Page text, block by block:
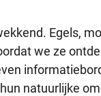
Egels,
we ze
natuurlijke